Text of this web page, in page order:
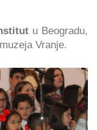
u Beogradu,
Vranje.